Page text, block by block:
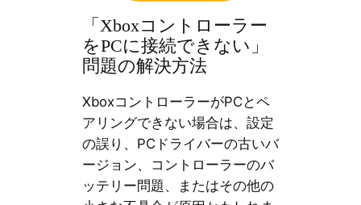
「Xboxコントローラー
をPCに接続できない」
問題の解決方法
XboxコントローラーがPCとペ
アリングできない場合は、設定
の誤り、PCドライバーの古いバ
ージョン、コントローラーのバ
ッテリー問題、またはその他の